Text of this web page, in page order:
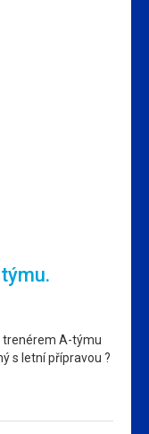
trenérem A-týmu
s letní přípravou ?